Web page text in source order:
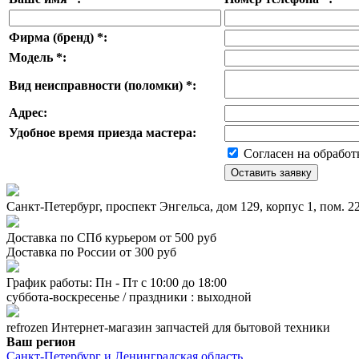
Фирма (бренд) *:
Модель *:
Вид неисправности (поломки) *:
Адрес:
Удобное время приезда мастера:
Согласен на
Санкт-Петербург, проспект Энгельса, дом 129, корпус 1, пом.
Доставка по СПб курьером от 500 руб
Доставка по России от 300 руб
График работы: Пн - Пт с 10:00 до 18:00
суббота-воскресенье / праздники : выходной
refrozen Интернет-магазин запчастей для бытовой техники
Ваш регион